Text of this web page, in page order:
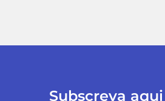
Subscreva